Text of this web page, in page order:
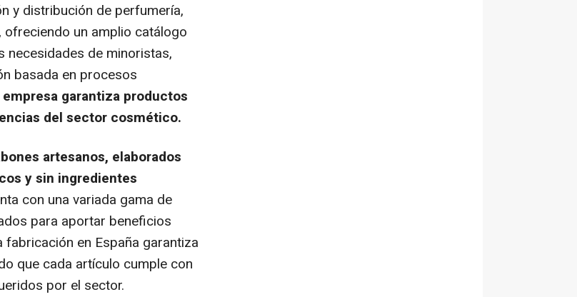
y distribución de perfumería,
un amplio catálogo
de minoristas,
basada en procesos
empresa garantiza productos
del sector cosmético.
artesanos, elaborados
y sin ingredientes
con una variada gama de
para aportar beneficios
en España garantiza
que cada artículo cumple con
por el sector.